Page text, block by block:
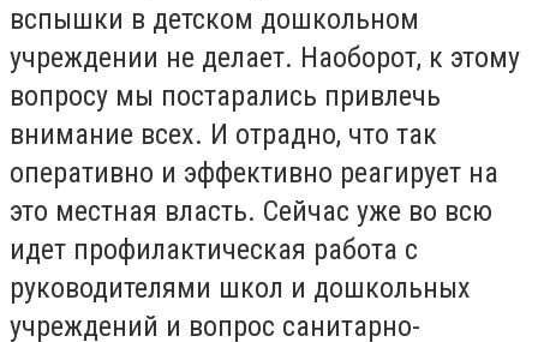
вспышки в детском дошкольном
учреждении не делает. Наоборот, к этому
вопросу мы постарались привлечь
внимание всех. И отрадно, что так
оперативно и эффективно реагирует на
это местная власть. Сейчас уже во всю
идет профилактическая работа с
руководителями школ и дошкольных
учреждений и вопрос санитарно-